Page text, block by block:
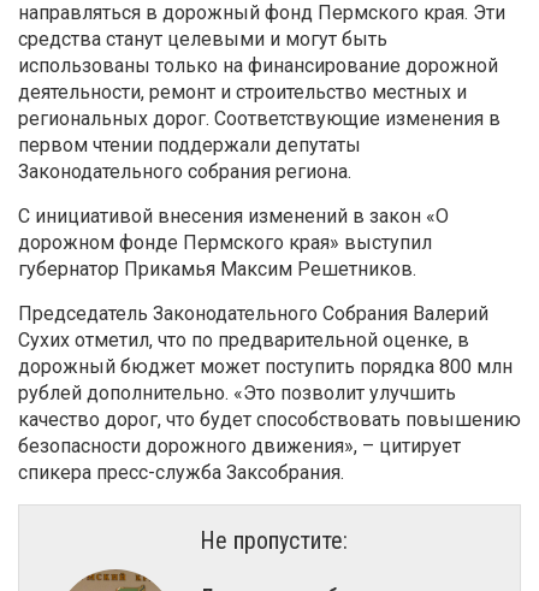
направляться в дорожный фонд Пермского края. Эти
средства станут целевыми и могут быть
использованы только на финансирование дорожной
деятельности, ремонт и строительство местных и
региональных дорог. Соответствующие изменения в
первом чтении поддержали депутаты
Законодательного собрания региона.
С инициативой внесения изменений в закон «О
дорожном фонде Пермского края» выступил
губернатор Прикамья Максим Решетников.
Председатель Законодательного Собрания Валерий
Сухих отметил, что по предварительной оценке, в
дорожный бюджет может поступить порядка 800 млн
рублей дополнительно. «Это позволит улучшить
качество дорог, что будет способствовать повышению
безопасности дорожного движения», – цитирует
спикера пресс-служба Заксобрания.
Не пропустите: